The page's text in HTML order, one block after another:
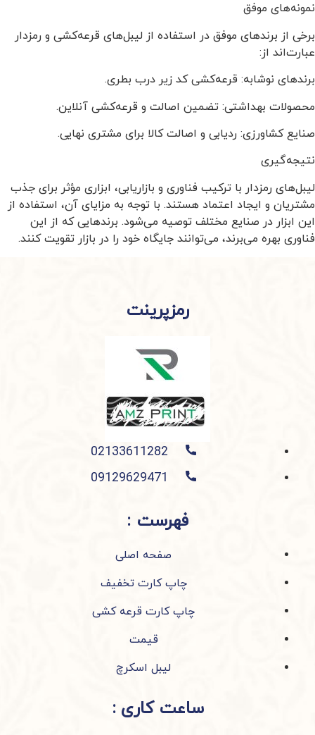
نمونه‌های موفق
برخی از برندهای موفق در استفاده از لیبل‌های قرعه‌کشی و رمزدار
عبارت‌اند از:
برندهای نوشابه: قرعه‌کشی کد زیر درب بطری.
محصولات بهداشتی: تضمین اصالت و قرعه‌کشی آنلاین.
صنایع کشاورزی: ردیابی و اصالت کالا برای مشتری نهایی.
نتیجه‌گیری
لیبل‌های رمزدار با ترکیب فناوری و بازاریابی، ابزاری مؤثر برای جذب
مشتریان و ایجاد اعتماد هستند. با توجه به مزایای آن، استفاده از
این ابزار در صنایع مختلف توصیه می‌شود. برندهایی که از این
فناوری بهره می‌برند، می‌توانند جایگاه خود را در بازار تقویت کنند.
رمزپرینت
02133611282
09129629471
فهرست :
صفحه اصلی
چاپ کارت تخفیف
چاپ کارت قرعه کشی
قیمت
لیبل اسکرچ
ساعت کاری :